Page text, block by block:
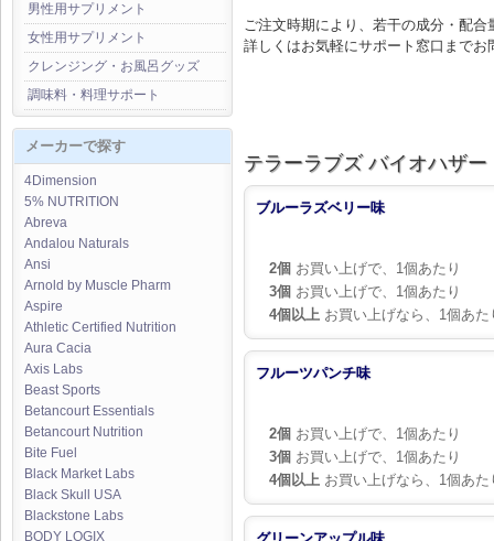
男性用サプリメント
女性用サプリメント
クレンジング・お風呂グッズ
調味料・料理サポート
メーカーで探す
4Dimension
5% NUTRITION
Abreva
Andalou Naturals
Ansi
Arnold by Muscle Pharm
Aspire
Athletic Certified Nutrition
Aura Cacia
Axis Labs
Beast Sports
Betancourt Essentials
Betancourt Nutrition
Bite Fuel
Black Market Labs
Black Skull USA
Blackstone Labs
BODY LOGIX
ご注文時期により、若干の成分・配
詳しくはお気軽にサポート窓口までお
テラーラブズ バイオハザー
ブルーラズベリー味
2個 お買い上げで、1個あたり
3個 お買い上げで、1個あたり
4個以上 お買い上げなら、1個あた
フルーツパンチ味
2個 お買い上げで、1個あたり
3個 お買い上げで、1個あたり
4個以上 お買い上げなら、1個あた